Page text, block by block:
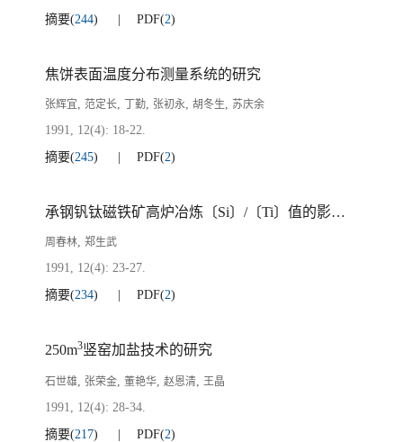
摘要(244) PDF(2)
焦饼表面温度分布测量系统的研究
张辉宜, 范定长, 丁勤, 张初永, 胡冬生, 苏庆余
1991, 12(4): 18-22.
摘要(245) PDF(2)
承钢钒钛磁铁矿高炉冶炼〔Si〕/〔Ti〕值的影响因素分析
周春林, 郑生武
1991, 12(4): 23-27.
摘要(234) PDF(2)
250m3竖窑加盐技术的研究
石世雄, 张荣金, 董艳华, 赵恩清, 王晶
1991, 12(4): 28-34.
摘要(217) PDF(2)